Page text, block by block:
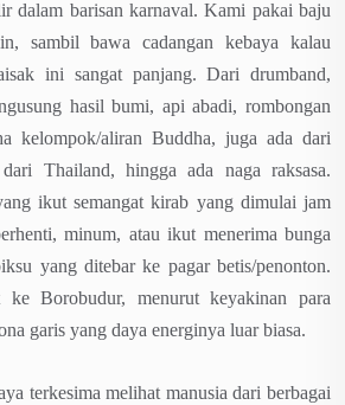
dalam barisan karnaval. Kami pakai baju
sambil bawa cadangan kebaya kalau
ini sangat panjang. Dari drumband,
hasil bumi, api abadi, rombongan
kelompok/aliran Buddha, juga ada dari
Thailand, hingga ada naga raksasa.
ikut semangat kirab yang dimulai jam
minum, atau ikut menerima bunga
yang ditebar ke pagar betis/penonton.
Borobudur, menurut keyakinan para
garis yang daya energinya luar biasa.
terkesima melihat manusia dari berbagai